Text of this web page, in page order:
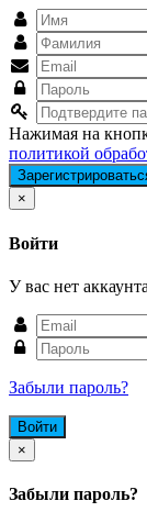
Нажимая на
политикой
×
Войти
У вас нет
Забыли пароль?
×
Забыли пароль?